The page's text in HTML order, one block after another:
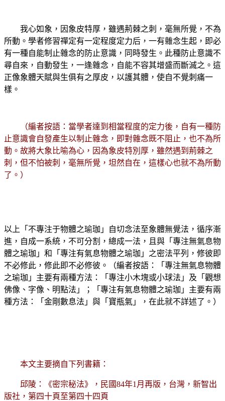
我心如象，因象皮特厚，雖遇荊棘之刺，毫無所覺，不為
所動。學者修習禪定有一定程度定力后，一有雜念生起，即必
有一種自能制止雜念的防止意識，同時發生。此種防止意識不
尋自來，自動發生，一逢雜念，自能不容其增盛而斷滅之。這
正像象體天賦與生俱有之厚皮，以護其體，使自不覺刺痛一
樣。
（編者按語：當學者達到相當程度的定力後，自有一種防
止意識會自發產生以制止雜念，即對雜念既不阻止，也不為所
動。故將大象比喻為心，因為象皮特別厚，雖然遇到荊棘之
刺，但不怕被刺，毫無所覺，坦然自在，這樣心也就不為所動
了。）
以上「不專注于物體之瑜珈」自切念法至象體無覺法，循序漸
進，自成一系統，不可分割，總成一法，且與「專注無氣息物
體之瑜珈」和「專注有氣息物體之瑜珈」之密法平列，修彼即
不必修此，修此即不必修彼。（編者按語：「專注無氣息物體
之瑜珈」主要有兩種方法：「專注小木塊或小球法」及「觀想
佛像、字像、明點法」；「專注有氣息物體之瑜珈」主要有兩
種方法：「金剛數息法」與「寶瓶氣」，在此就不詳述了。）
本文主要摘自下列書籍：
邱陵：《密宗秘法》，民國84年1 月再版，台灣，新智出
版社，第四十頁至第四十四頁